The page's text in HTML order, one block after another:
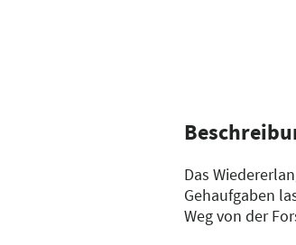
Das
Gehaufgaben
Weg von der